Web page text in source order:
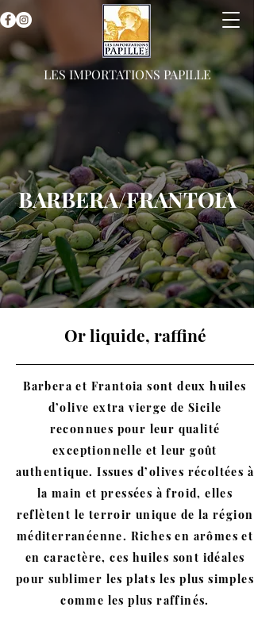
LES IMPORTATIONS PAPILLE
BARBERA/FRANTOIA
Or liquide, raffiné
Barbera et Frantoia sont deux huiles
d’olive extra vierge de Sicile
reconnues pour leur qualité
exceptionnelle et leur goût
authentique. Issues d’olives récoltées à
la main et pressées à froid, elles
reflètent le terroir unique de la région
méditerranéenne. Riches en arômes et
en caractère, ces huiles sont idéales
pour sublimer les plats les plus simples
comme les plus raffinés.